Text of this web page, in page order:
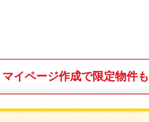
マイページ作成で限定物件